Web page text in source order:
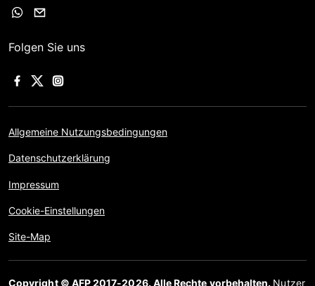
Folgen Sie uns
Allgemeine Nutzungsbedingungen
Datenschutzerklärung
Impressum
Cookie-Einstellungen
Site-Map
Copyright © AFP 2017-2026. Alle Rechte vorbehalten. Nutzer